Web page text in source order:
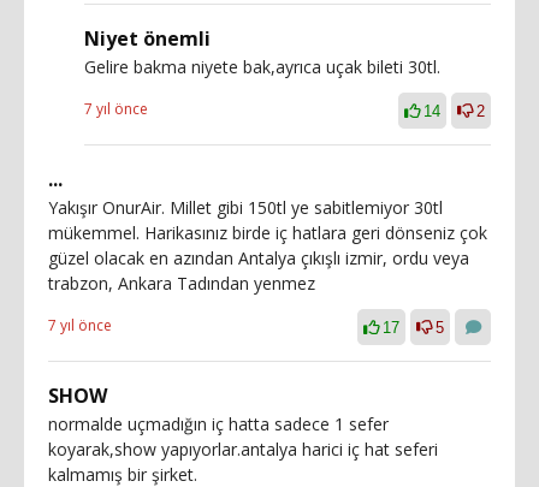
Niyet önemli
Gelire bakma niyete bak,ayrıca uçak bileti 30tl.
7 yıl önce 14 2
...
Yakışır OnurAir. Millet gibi 150tl ye sabitlemiyor 30tl
mükemmel. Harikasınız birde iç hatlara geri dönseniz çok
güzel olacak en azından Antalya çıkışlı izmir, ordu veya
trabzon, Ankara Tadından yenmez
7 yıl önce 17 5
SHOW
normalde uçmadığın iç hatta sadece 1 sefer
koyarak,show yapıyorlar.antalya harici iç hat seferi
kalmamış bir şirket.